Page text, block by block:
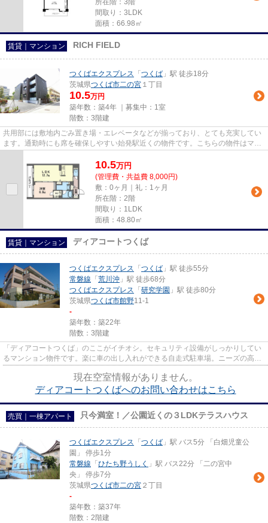
所在階：3階
間取り：3LDK
面積：66.98㎡
賃貸｜マンション RICH FIELD
つくばエクスプレス 「 つくば 」駅 徒歩18分
茨城県つくば市二の宮 １丁目
10.5万円
築年数：築4年 ｜募集中： 1室
階数：3階建
共用部には敷地内ごみ置き場・エレベータなどが揃っており、とても充実してい
ます。通勤時にも席を確保しやすい始発駅近くの物件です。こちらの物件はマン
10.5万円
(管理費・共益費 8,000円)
敷：0ヶ月｜礼：1ヶ月
所在階：2階
間取り：1LDK
面積：48.80㎡
賃貸｜マンション ディアコートつくば
つくばエクスプレス 「 つくば 」駅 徒歩55分
常磐線 「 荒川沖 」駅 徒歩68分
つくばエクスプレス 「 研究学園 」駅 徒歩80分
茨城県つくば市館野11-1
-
築年数：築22年
階数：3階建
「ディアコートつくば」のここがイチオシ。セキュリティ設備がしっかりしてい
るマンション物件です。楽に車の出し入れができる自走式駐車場。ニーズの高
現在空室情報がありません。
ディアコートつくばへのお問い合わせはこちら
売買｜一棟アパート 只今満室！／公園近くの３LDKテラスハウス
つくばエクスプレス 「 つくば 」駅 バス5分 「白畑児童公
園」 停歩1分
常磐線 「 ひたち野うしく 」駅 バス22分 「二の宮中
央」 停歩7分
茨城県つくば市二の宮 ２丁目
-
築年数：築37年
階数：2階建